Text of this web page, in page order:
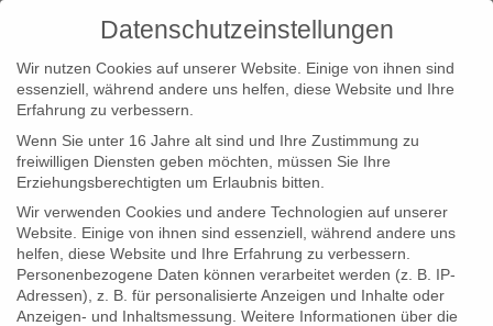
info@erfolgreich-events.de
+4940 46 777 230
Datenschutzeinstellungen
Wir nutzen Cookies auf unserer Website. Einige von ihnen sind
essenziell, während andere uns helfen, diese Website und Ihre
Erfahrung zu verbessern.
Wenn Sie unter 16 Jahre alt sind und Ihre Zustimmung zu
freiwilligen Diensten geben möchten, müssen Sie Ihre
Erziehungsberechtigten um Erlaubnis bitten.
Wir verwenden Cookies und andere Technologien auf unserer
Website. Einige von ihnen sind essenziell, während andere uns
helfen, diese Website und Ihre Erfahrung zu verbessern.
Personenbezogene Daten können verarbeitet werden (z. B. IP-
Adressen), z. B. für personalisierte Anzeigen und Inhalte oder
Anzeigen- und Inhaltsmessung. Weitere Informationen über die